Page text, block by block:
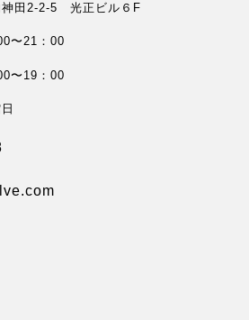
神田2-2-5 光正ビル６F
21：00
19：00